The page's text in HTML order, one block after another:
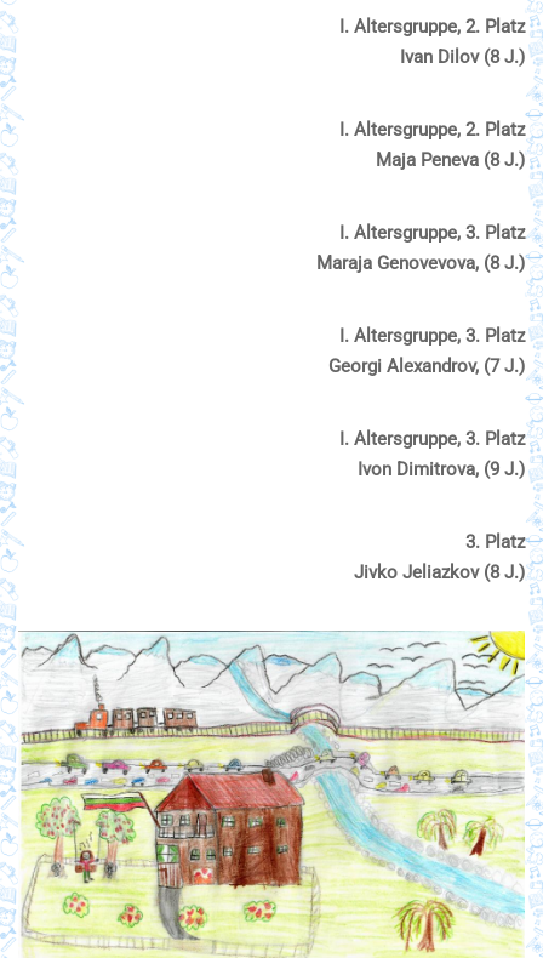
І. Altersgruppe, 2. Platz
Ivan Dilov (8 J.)
І. Altersgruppe, 2. Platz
Maja Peneva (8 J.)
І. Altersgruppe, 3. Platz
Maraja Genovevova, (8 J.)
І. Altersgruppe, 3. Platz
Georgi Alexandrov, (7 J.)
І. Altersgruppe, 3. Platz
Ivon Dimitrova, (9 J.)
3. Platz
Jivko Jeliazkov (8 J.)